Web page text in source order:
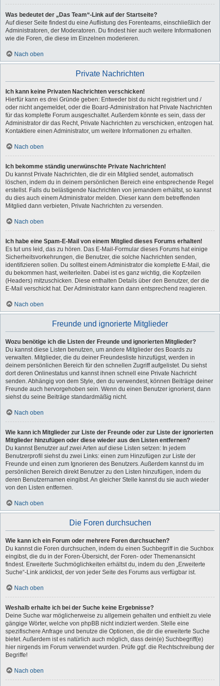
Was bedeutet der „Das Team“-Link auf der Startseite?
Auf dieser Seite findest du eine Auflistung des Forenteams, einschließlich der
Administratoren, der Moderatoren. Du findest hier auch weitere Informationen
wie die Foren, die diese im Einzelnen moderieren.
Nach oben
Private Nachrichten
Ich kann keine Privaten Nachrichten verschicken!
Hierfür kann es drei Gründe geben: Entweder bist du nicht registriert und /
oder nicht angemeldet, oder die Board-Administration hat Private Nachrichten
für das komplette Forum ausgeschaltet. Außerdem könnte es sein, dass der
Administrator dir das Recht, Private Nachrichten zu verschicken, entzogen hat.
Kontaktiere einen Administrator, um weitere Informationen zu erhalten.
Nach oben
Ich bekomme ständig unerwünschte Private Nachrichten!
Du kannst Private Nachrichten, die dir ein Mitglied sendet, automatisch
löschen, indem du in deinem persönlichen Bereich eine entsprechende Regel
erstellst. Falls du belästigende Nachrichten von jemandem erhältst, so kannst
du dies auch einem Administrator melden. Dieser kann dem betreffenden
Mitglied dann verbieten, Private Nachrichten zu versenden.
Nach oben
Ich habe eine Spam-E-Mail von einem Mitglied dieses Forums erhalten!
Es tut uns leid, das zu hören. Das E-Mail-Formular dieses Forums hat einige
Sicherheitsvorkehrungen, die Benutzer, die solche Nachrichten senden,
identifizieren sollen. Du solltest einem Administrator die komplette E-Mail, die
du bekommen hast, weiterleiten. Dabei ist es ganz wichtig, die Kopfzeilen
(Headers) mitzuschicken. Diese enthalten Details über den Benutzer, der die
E-Mail verschickt hat. Der Administrator kann dann entsprechend reagieren.
Nach oben
Freunde und ignorierte Mitglieder
Wozu benötige ich die Listen der Freunde und ignorierten Mitglieder?
Du kannst diese Listen benutzen, um andere Mitglieder des Boards zu
verwalten. Mitglieder, die du deiner Freundesliste hinzufügst, werden in
deinem persönlichen Bereich für den schnellen Zugriff aufgelistet. Du siehst
dort deren Onlinestatus und kannst ihnen schnell eine Private Nachricht
senden. Abhängig von dem Style, den du verwendest, können Beiträge deiner
Freunde auch hervorgehoben sein. Wenn du einen Benutzer ignorierst, dann
siehst du seine Beiträge standardmäßig nicht.
Nach oben
Wie kann ich Mitglieder zur Liste der Freunde oder zur Liste der ignorierten
Mitglieder hinzufügen oder diese wieder aus den Listen entfernen?
Du kannst Benutzer auf zwei Arten auf diese Listen setzen: In jedem
Benutzerprofil siehst du zwei Links: einen zum Hinzufügen zur Liste der
Freunde und einen zum Ignorieren des Benutzers. Außerdem kannst du im
persönlichen Bereich direkt Benutzer zu den Listen hinzufügen, indem du
deren Benutzernamen eingibst. An gleicher Stelle kannst du sie auch wieder
von den Listen entfernen.
Nach oben
Die Foren durchsuchen
Wie kann ich ein Forum oder mehrere Foren durchsuchen?
Du kannst die Foren durchsuchen, indem du einen Suchbegriff in die Suchbox
eingibst, die du in der Foren-Übersicht, der Foren- oder Themenansicht
findest. Erweiterte Suchmöglichkeiten erhältst du, indem du den „Erweiterte
Suche“-Link anklickst, der von jeder Seite des Forums aus verfügbar ist.
Nach oben
Weshalb erhalte ich bei der Suche keine Ergebnisse?
Deine Suche war möglicherweise zu allgemein gehalten und enthielt zu viele
gängige Wörter, welche von phpBB nicht indiziert werden. Stelle eine
spezifischere Anfrage und benutze die Optionen, die dir die erweiterte Suche
bietet. Außerdem ist es natürlich auch möglich, dass dein(e) Suchbegriff(e)
hier nirgends im Forum verwendet wurden. Prüfe ggf. die Rechtschreibung der
Begriffe!
Nach oben